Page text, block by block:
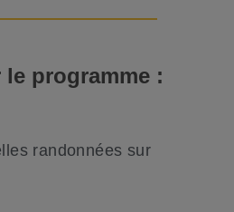
le programme:
randonnées sur